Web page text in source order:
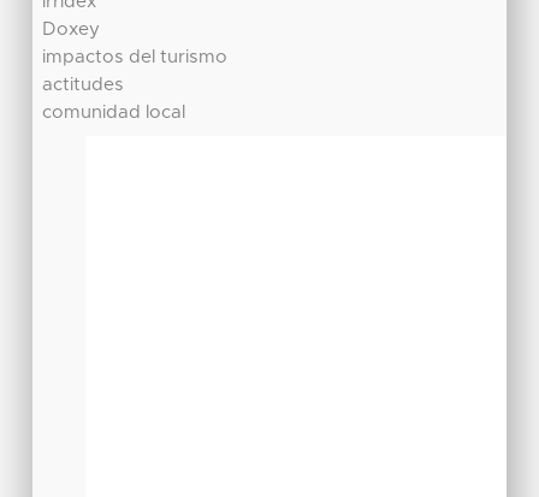
Doxey
impactos del turismo
actitudes
comunidad local